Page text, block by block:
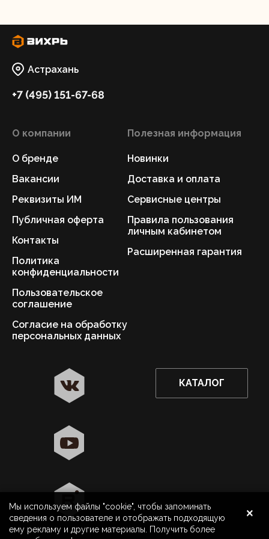
8 800 500 40 40 Астрахань
Да
Астрахань
+7 (495) 151-67-68
О компании
О бренде
Вакансии
Реквизиты ИМ
Публичная оферта
Контакты
Политика
конфиденциальности
Пользовательское
соглашение
Согласие на обработку
персональных данных
Полезная информация
Новинки
Доставка и оплата
Сервисные центры
Правила пользования
личным кабинетом
Расширенная гарантия
КАТАЛОГ
Мы используем файлы "cookie", чтобы запоминать
сведения о пользователе и отображать подходящую
ему рекламу и другие материалы. Получить более
×